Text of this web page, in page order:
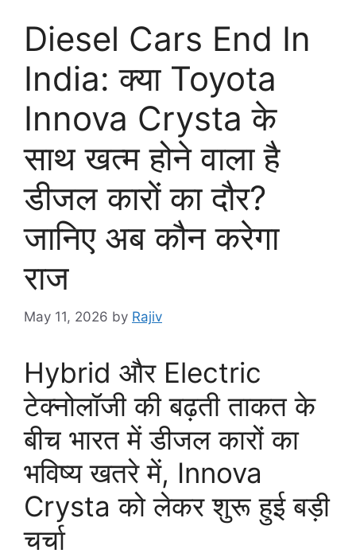
Diesel Cars End In
India: क्या Toyota
Innova Crysta के
साथ खत्म होने वाला है
डीजल कारों का दौर?
जानिए अब कौन करेगा
राज
May 11, 2026 by Rajiv
Hybrid और Electric
टेक्नोलॉजी की बढ़ती ताकत के
बीच भारत में डीजल कारों का
भविष्य खतरे में, Innova
Crysta को लेकर शुरू हुई बड़ी
चर्चा